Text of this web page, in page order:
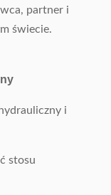
partner i
świecie.
i
stosu